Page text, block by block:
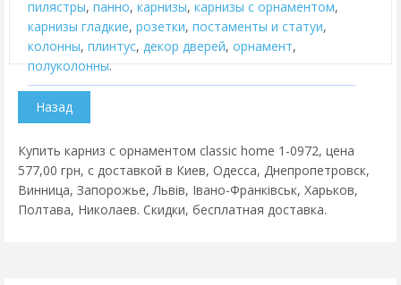
пилястры, панно, карнизы, карнизы с орнаментом,
карнизы гладкие, розетки, постаменты и статуи,
колонны, плинтус, декор дверей, орнамент,
полуколонны.
Купить карниз с орнаментом classic home 1-0972, цена
577,00 грн, с доставкой в Киев, Одесса, Днепропетровск,
Винница, Запорожье, Львів, Івано-Франківськ, Харьков,
Полтава, Николаев. Скидки, бесплатная доставка.